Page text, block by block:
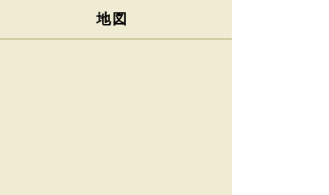
地図